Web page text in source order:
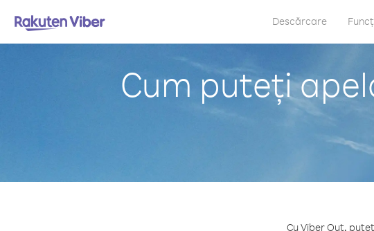
Descărcare
Cum puteți
Cu Viber Out,